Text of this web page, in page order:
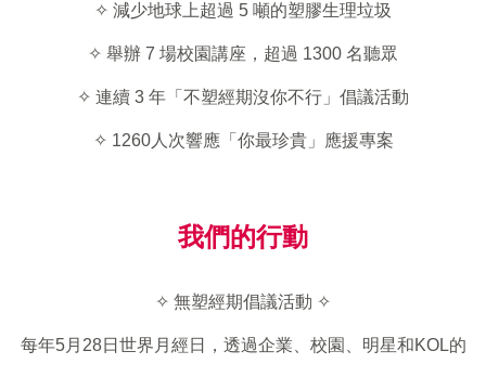
✧ 減少地球上超過 5 噸的塑膠生理垃圾
✧ 舉辦 7 場校園講座，超過 1300 名聽眾
✧ 連續 3 年「不塑經期沒你不行」倡議活動
✧ 1260人次響應「你最珍貴」應援專案
我們的行動
✧ 無塑經期倡議活動 ✧
每年5月28日世界月經日，透過企業、校園、明星和KOL的